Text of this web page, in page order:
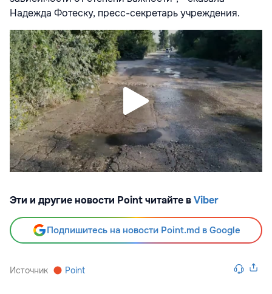
Надежда Фотеску, пресс-секретарь учреждения.
Эти и другие новости Point читайте вViber
Подпишитесь на новости Point.md в Google
Источник Point